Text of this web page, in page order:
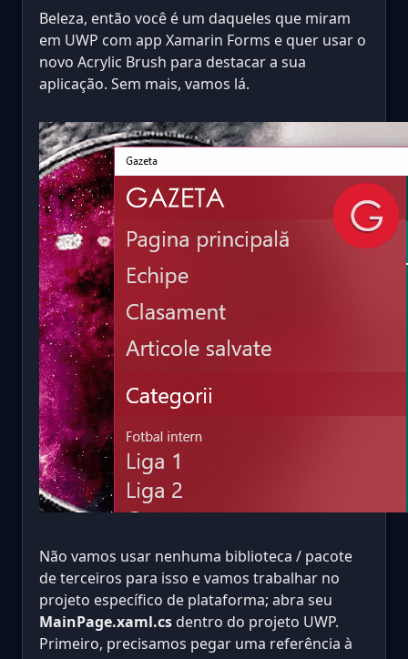
Beleza, então você é um daqueles que miram
em UWP com app Xamarin Forms e quer usar o
novo Acrylic Brush para destacar a sua
aplicação. Sem mais, vamos lá.
Não vamos usar nenhuma biblioteca / pacote
de terceiros para isso e vamos trabalhar no
projeto específico de plataforma; abra seu
MainPage.xaml.cs dentro do projeto UWP.
Primeiro, precisamos pegar uma referência à